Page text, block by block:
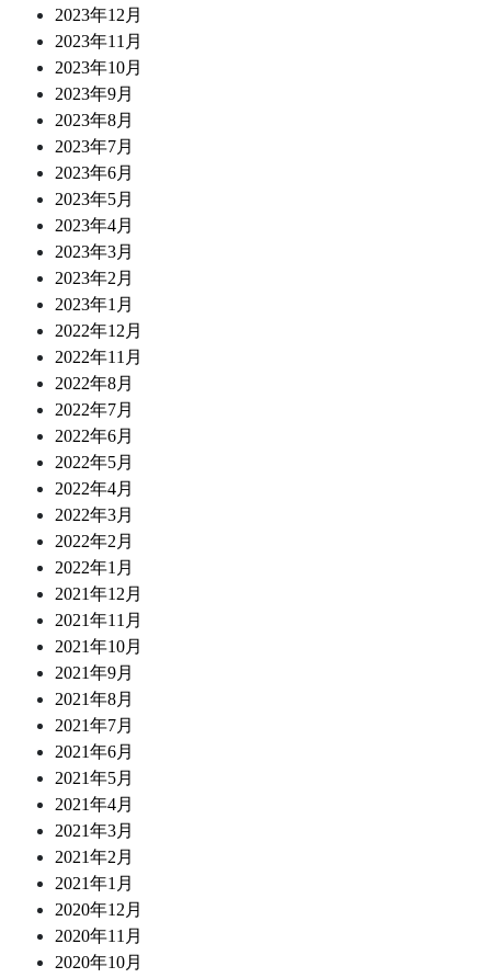
2023年12月
2023年11月
2023年10月
2023年9月
2023年8月
2023年7月
2023年6月
2023年5月
2023年4月
2023年3月
2023年2月
2023年1月
2022年12月
2022年11月
2022年8月
2022年7月
2022年6月
2022年5月
2022年4月
2022年3月
2022年2月
2022年1月
2021年12月
2021年11月
2021年10月
2021年9月
2021年8月
2021年7月
2021年6月
2021年5月
2021年4月
2021年3月
2021年2月
2021年1月
2020年12月
2020年11月
2020年10月